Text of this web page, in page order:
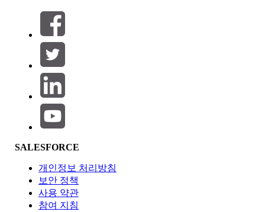
필터 기준 (0)
필터 선택
제품 영역
기능 영향
SALESFORCE
개인정보 처리방침
보안 정책
사용 약관
참여 지침